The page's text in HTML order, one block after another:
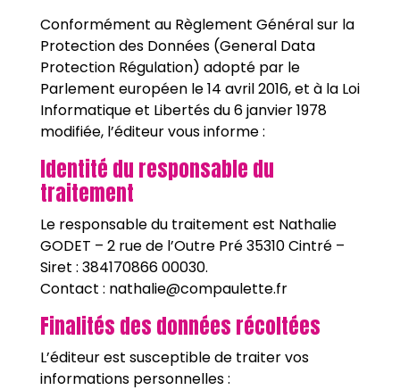
Conformément au Règlement Général sur la
Protection des Données (General Data
Protection Régulation) adopté par le
Parlement européen le 14 avril 2016, et à la Loi
Informatique et Libertés du 6 janvier 1978
modifiée, l’éditeur vous informe :
Identité du responsable du
traitement
Le responsable du traitement est Nathalie
GODET – 2 rue de l’Outre Pré 35310 Cintré –
Siret : 384170866 00030.
Contact : nathalie@compaulette.fr
Finalités des données récoltées
L’éditeur est susceptible de traiter vos
informations personnelles :